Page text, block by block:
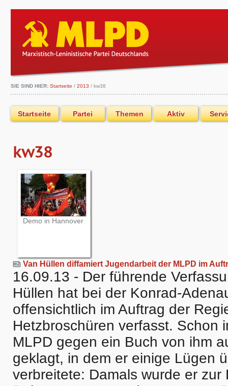
Startseite Partei Themen Aktiv
SIE SIND HIER: Startseite / 2013 / kw38
kw38
Demo in Hannover
Van Hüllen diffamiert Jugendarbeit der MLPD im
16.09.13 - Der führende
Hüllen hat bei der Konrad-
offensichtlich im Auftrag der
Hetzbroschüren verfasst. Schon
MLPD gegen ein Buch von ihm
geklagt, in dem er einige Lügen
verbreitete: Damals wurde er zur